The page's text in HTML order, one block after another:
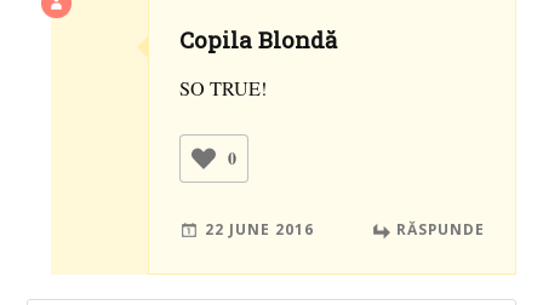
Copila Blondă
SO TRUE!
0
22 JUNE 2016 RĂSPUNDE